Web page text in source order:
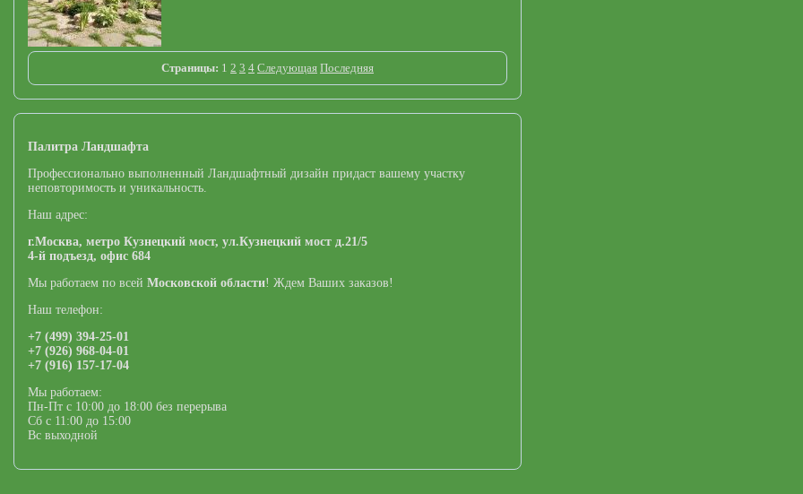
Страницы: 1 2 3 4 Следующая Последняя
Палитра Ландшафта
Профессионально выполненный Ландшафтный дизайн придаст вашему участку
неповторимость и уникальность.
Наш адрес:
г.Москва, метро Кузнецкий мост, ул.Кузнецкий мост д.21/5
4-й подъезд, офис 684
Мы работаем по всей Московской области! Ждем Ваших заказов!
Наш телефон:
+7 (499) 394-25-01
+7 (926) 968-04-01
+7 (916) 157-17-04
Мы работаем:
Пн-Пт с 10:00 до 18:00 без перерыва
Сб с 11:00 до 15:00
Вс выходной